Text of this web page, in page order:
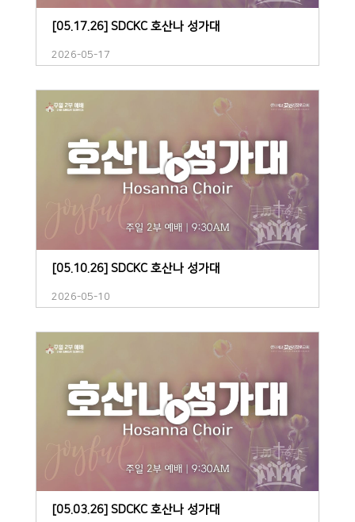
[05.17.26] SDCKC 호산나 성가대
2026-05-17
[05.10.26] SDCKC 호산나 성가대
2026-05-10
[05.03.26] SDCKC 호산나 성가대